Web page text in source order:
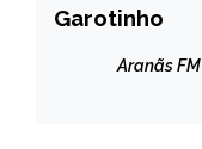
NOTÍCIAS
Garotinho
Aranãs FM